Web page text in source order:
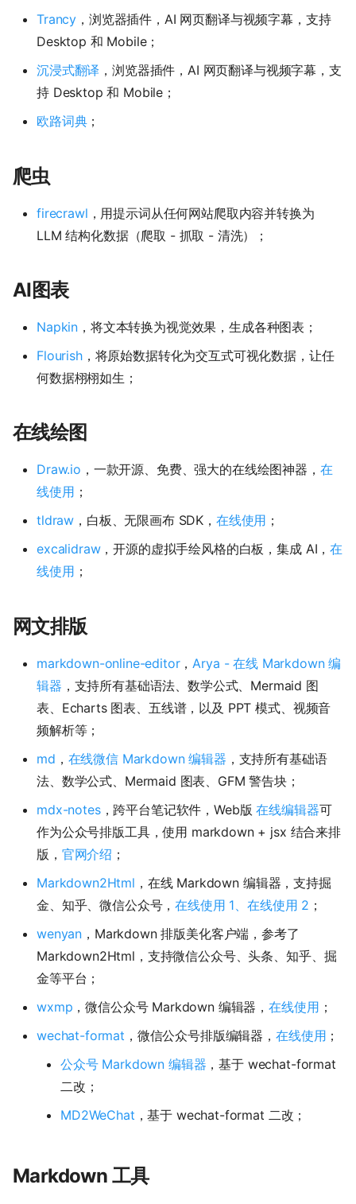
Trancy ，浏览器插件，AI 网页翻译与视频字幕，支持
Desktop 和 Mobile；
沉浸式翻译 ，浏览器插件，AI 网页翻译与视频字幕，支
持 Desktop 和 Mobile；
欧路词典；
爬虫
firecrawl ，用提示词从任何网站爬取内容并转换为
LLM 结构化数据（爬取 - 抓取 - 清洗）；
AI图表
Napkin ，将文本转换为视觉效果，生成各种图表；
Flourish，将原始数据转化为交互式可视化数据，让任
何数据栩栩如生；
在线绘图
Draw.io ，一款开源、免费、强大的在线绘图神器， 在
线使用 ；
tldraw ，白板、无限画布 SDK， 在线使用 ；
excalidraw，开源的虚拟手绘风格的白板，集成 AI，在
线使用 ；
网文排版
markdown-online-editor， Arya - 在线 Markdown 编
辑器 ，支持所有基础语法、数学公式、Mermaid 图
表、Echarts 图表、五线谱，以及 PPT 模式、视频音
频解析等；
md ， 在线微信 Markdown 编辑器 ，支持所有基础语
法、数学公式、Mermaid 图表、GFM 警告块；
mdx-notes，跨平台笔记软件，Web版在线编辑器可
作为公众号排版工具，使用 markdown + jsx 结合来排
版， 官网介绍 ；
Markdown2Html ，在线 Markdown 编辑器，支持掘
金、知乎、微信公众号，在线使用 1、在线使用 2 ；
wenyan ，Markdown 排版美化客户端，参考了
Markdown2Html，支持微信公众号、头条、知乎、掘
金等平台；
wxmp ，微信公众号 Markdown 编辑器，在线使用 ；
wechat-format ，微信公众号排版编辑器，在线使用 ；
公众号 Markdown 编辑器 ，基于 wechat-format
二改；
MD2WeChat ，基于 wechat-format 二改；
Markdown 工具